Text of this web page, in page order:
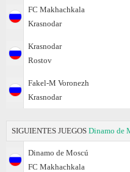
FC Makhachkala
Krasnodar
Krasnodar
Rostov
Fakel-M Voronezh
Krasnodar
SIGUIENTES JUEGOS Dinamo de
Dinamo de Moscú
FC Makhachkala